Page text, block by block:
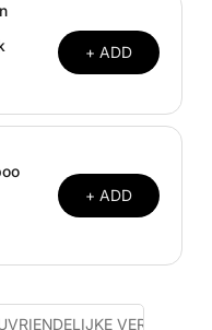
+ ADD
+ ADD